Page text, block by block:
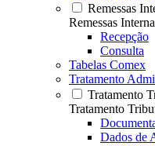
Remessas
Remessas
Recepção
Consulta
Tabelas Comex
Tratamento
Tratamento
Tratamento
Dados de